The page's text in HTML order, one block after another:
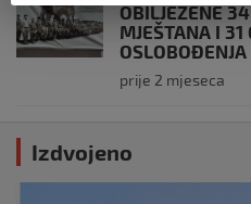
OBILJEŽENE
MJEŠTANA I 31
OSLOBOĐENJA
prije 2 mjeseca
Izdvojeno